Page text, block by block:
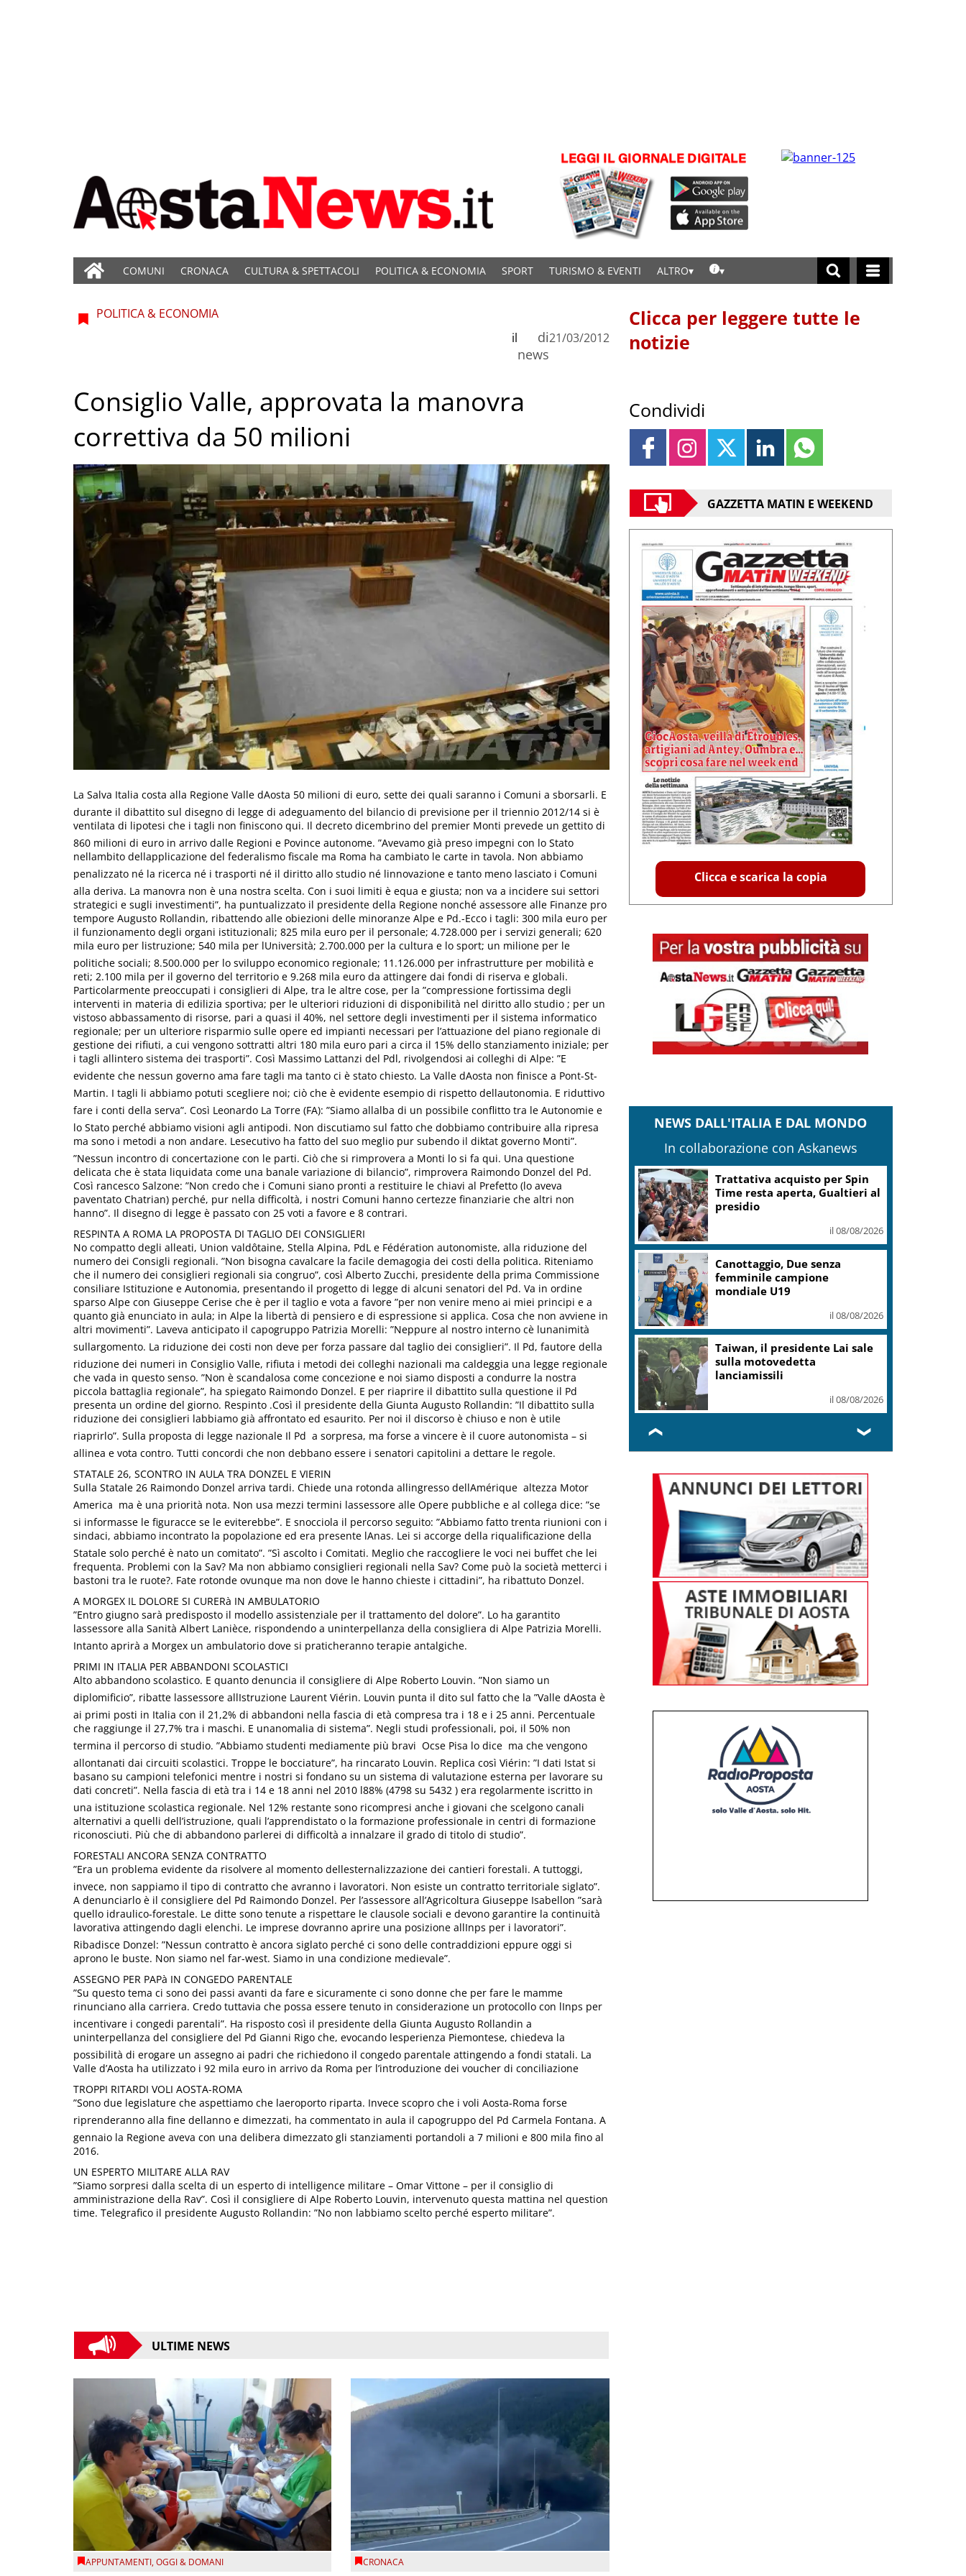
COMUNI CRONACA CULTURA & SPETTACOLI POLITICA & ECONOMIA SPORT TURISMO & EVENTI ALTRO
POLITICA & ECONOMIA
di
news
il 21/03/2012
Consiglio Valle, approvata la manovra
correttiva da 50 milioni
La Salva Italia costa alla Regione Valle dAosta 50 milioni di euro, sette dei quali saranno i Comuni a sborsarli. E
durante il dibattito sul disegno di legge di adeguamento del bilancio di previsione per il triennio 2012/14 si è
ventilata di lipotesi che i tagli non finiscono qui. Il decreto dicembrino del premier Monti prevede un gettito di
860 milioni di euro in arrivo dalle Regioni e Povince autonome. ”Avevamo già preso impegni con lo Stato
nellambito dellapplicazione del federalismo fiscale ma Roma ha cambiato le carte in tavola. Non abbiamo
penalizzato né la ricerca né i trasporti né il diritto allo studio né linnovazione e tanto meno lasciato i Comuni
alla deriva. La manovra non è una nostra scelta. Con i suoi limiti è equa e giusta; non va a incidere sui settori
strategici e sugli investimenti”, ha puntualizzato il presidente della Regione nonché assessore alle Finanze pro
tempore Augusto Rollandin, ribattendo alle obiezioni delle minoranze Alpe e Pd.-Ecco i tagli: 300 mila euro per
il funzionamento degli organi istituzionali; 825 mila euro per il personale; 4.728.000 per i servizi generali; 620
mila euro per listruzione; 540 mila per lUniversità; 2.700.000 per la cultura e lo sport; un milione per le
politiche sociali; 8.500.000 per lo sviluppo economico regionale; 11.126.000 per infrastrutture per mobilità e
reti; 2.100 mila per il governo del territorio e 9.268 mila euro da attingere dai fondi di riserva e globali.
Particolarmente preoccupati i consiglieri di Alpe, tra le altre cose, per la ”compressione fortissima degli
interventi in materia di edilizia sportiva; per le ulteriori riduzioni di disponibilità nel diritto allo studio ; per un
vistoso abbassamento di risorse, pari a quasi il 40%, nel settore degli investimenti per il sistema informatico
regionale; per un ulteriore risparmio sulle opere ed impianti necessari per l’attuazione del piano regionale di
gestione dei rifiuti, a cui vengono sottratti altri 180 mila euro pari a circa il 15% dello stanziamento iniziale; per
i tagli allintero sistema dei trasporti”. Così Massimo Lattanzi del Pdl, rivolgendosi ai colleghi di Alpe: ”E
evidente che nessun governo ama fare tagli ma tanto ci è stato chiesto. La Valle dAosta non finisce a Pont-St-
Martin. I tagli li abbiamo potuti scegliere noi; ciò che è evidente esempio di rispetto dellautonomia. E riduttivo
fare i conti della serva”. Così Leonardo La Torre (FA): ”Siamo allalba di un possibile conflitto tra le Autonomie e
lo Stato perché abbiamo visioni agli antipodi. Non discutiamo sul fatto che dobbiamo contribuire alla ripresa
ma sono i metodi a non andare. Lesecutivo ha fatto del suo meglio pur subendo il diktat governo Monti”.
”Nessun incontro di concertazione con le parti. Ciò che si rimprovera a Monti lo si fa qui. Una questione
delicata che è stata liquidata come una banale variazione di bilancio”, rimprovera Raimondo Donzel del Pd.
Così rancesco Salzone: ”Non credo che i Comuni siano pronti a restituire le chiavi al Prefetto (lo aveva
paventato Chatrian) perché, pur nella difficoltà, i nostri Comuni hanno certezze finanziarie che altri non
hanno”. Il disegno di legge è passato con 25 voti a favore e 8 contrari.
RESPINTA A ROMA LA PROPOSTA DI TAGLIO DEI CONSIGLIERI
No compatto degli alleati, Union valdôtaine, Stella Alpina, PdL e Fédération autonomiste, alla riduzione del
numero dei Consigli regionali. ”Non bisogna cavalcare la facile demagogia dei costi della politica. Riteniamo
che il numero dei consiglieri regionali sia congruo”, così Alberto Zucchi, presidente della prima Commissione
consiliare Istituzione e Autonomia, presentando il progetto di legge di alcuni senatori del Pd. Va in ordine
sparso Alpe con Giuseppe Cerise che è per il taglio e vota a favore ”per non venire meno ai miei principi e a
quanto già enunciato in aula; in Alpe la libertà di pensiero e di espressione si applica. Cosa che non avviene in
altri movimenti”. Laveva anticipato il capogruppo Patrizia Morelli: ”Neppure al nostro interno cè lunanimità
sullargomento. La riduzione dei costi non deve per forza passare dal taglio dei consiglieri”. Il Pd, fautore della
riduzione dei numeri in Consiglio Valle, rifiuta i metodi dei colleghi nazionali ma caldeggia una legge regionale
che vada in questo senso. ”Non è scandalosa come concezione e noi siamo disposti a condurre la nostra
piccola battaglia regionale”, ha spiegato Raimondo Donzel. E per riaprire il dibattito sulla questione il Pd
presenta un ordine del giorno. Respinto .Così il presidente della Giunta Augusto Rollandin: ”Il dibattito sulla
riduzione dei consiglieri labbiamo già affrontato ed esaurito. Per noi il discorso è chiuso e non è utile
riaprirlo”. Sulla proposta di legge nazionale Il Pd  a sorpresa, ma forse a vincere è il cuore autonomista – si
allinea e vota contro. Tutti concordi che non debbano essere i senatori capitolini a dettare le regole.
STATALE 26, SCONTRO IN AULA TRA DONZEL E VIERIN
Sulla Statale 26 Raimondo Donzel arriva tardi. Chiede una rotonda allingresso dellAmérique  altezza Motor
America  ma è una priorità nota. Non usa mezzi termini lassessore alle Opere pubbliche e al collega dice: ”se
si informasse le figuracce se le eviterebbe”. E snocciola il percorso seguito: ”Abbiamo fatto trenta riunioni con i
sindaci, abbiamo incontrato la popolazione ed era presente lAnas. Lei si accorge della riqualificazione della
Statale solo perché è nato un comitato”. ”Sì ascolto i Comitati. Meglio che raccogliere le voci nei buffet che lei
frequenta. Problemi con la Sav? Ma non abbiamo consiglieri regionali nella Sav? Come può la società metterci i
bastoni tra le ruote?. Fate rotonde ovunque ma non dove le hanno chieste i cittadini”, ha ribattuto Donzel.
A MORGEX IL DOLORE SI CURERà IN AMBULATORIO
”Entro giugno sarà predisposto il modello assistenziale per il trattamento del dolore”. Lo ha garantito
lassessore alla Sanità Albert Lanièce, rispondendo a uninterpellanza della consigliera di Alpe Patrizia Morelli.
Intanto aprirà a Morgex un ambulatorio dove si praticheranno terapie antalgiche.
PRIMI IN ITALIA PER ABBANDONI SCOLASTICI
Alto abbandono scolastico. E quanto denuncia il consigliere di Alpe Roberto Louvin. ”Non siamo un
diplomificio”, ribatte lassessore allIstruzione Laurent Viérin. Louvin punta il dito sul fatto che la ”Valle dAosta è
ai primi posti in Italia con il 21,2% di abbandoni nella fascia di età compresa tra i 18 e i 25 anni. Percentuale
che raggiunge il 27,7% tra i maschi. E unanomalia di sistema”. Negli studi professionali, poi, il 50% non
termina il percorso di studio. ”Abbiamo studenti mediamente più bravi  Ocse Pisa lo dice  ma che vengono
allontanati dai circuiti scolastici. Troppe le bocciature”, ha rincarato Louvin. Replica così Viérin: ”I dati Istat si
basano su campioni telefonici mentre i nostri si fondano su un sistema di valutazione esterna per lavorare su
dati concreti”. Nella fascia di età tra i 14 e 18 anni nel 2010 l88% (4798 su 5432 ) era regolarmente iscritto in
una istituzione scolastica regionale. Nel 12% restante sono ricompresi anche i giovani che scelgono canali
alternativi a quelli dell’istruzione, quali l’apprendistato o la formazione professionale in centri di formazione
riconosciuti. Più che di abbandono parlerei di difficoltà a innalzare il grado di titolo di studio”.
FORESTALI ANCORA SENZA CONTRATTO
”Era un problema evidente da risolvere al momento dellesternalizzazione dei cantieri forestali. A tuttoggi,
invece, non sappiamo il tipo di contratto che avranno i lavoratori. Non esiste un contratto territoriale siglato”.
A denunciarlo è il consigliere del Pd Raimondo Donzel. Per l’assessore all’Agricoltura Giuseppe Isabellon ”sarà
quello idraulico-forestale. Le ditte sono tenute a rispettare le clausole sociali e devono garantire la continuità
lavorativa attingendo dagli elenchi. Le imprese dovranno aprire una posizione allInps per i lavoratori”.
Ribadisce Donzel: ”Nessun contratto è ancora siglato perché ci sono delle contraddizioni eppure oggi si
aprono le buste. Non siamo nel far-west. Siamo in una condizione medievale”.
ASSEGNO PER PAPà IN CONGEDO PARENTALE
”Su questo tema ci sono dei passi avanti da fare e sicuramente ci sono donne che per fare le mamme
rinunciano alla carriera. Credo tuttavia che possa essere tenuto in considerazione un protocollo con lInps per
incentivare i congedi parentali”. Ha risposto così il presidente della Giunta Augusto Rollandin a
uninterpellanza del consigliere del Pd Gianni Rigo che, evocando lesperienza Piemontese, chiedeva la
possibilità di erogare un assegno ai padri che richiedono il congedo parentale attingendo a fondi statali. La
Valle d’Aosta ha utilizzato i 92 mila euro in arrivo da Roma per l’introduzione dei voucher di conciliazione
TROPPI RITARDI VOLI AOSTA-ROMA
”Sono due legislature che aspettiamo che laeroporto riparta. Invece scopro che i voli Aosta-Roma forse
riprenderanno alla fine dellanno e dimezzati, ha commentato in aula il capogruppo del Pd Carmela Fontana. A
gennaio la Regione aveva con una delibera dimezzato gli stanziamenti portandoli a 7 milioni e 800 mila fino al
2016.
UN ESPERTO MILITARE ALLA RAV
”Siamo sorpresi dalla scelta di un esperto di intelligence militare – Omar Vittone – per il consiglio di
amministrazione della Rav”. Così il consigliere di Alpe Roberto Louvin, intervenuto questa mattina nel question
time. Telegrafico il presidente Augusto Rollandin: ”No non labbiamo scelto perché esperto militare”.
ULTIME NEWS
APPUNTAMENTI,OGGI & DOMANI CRONACA
Clicca per leggere tutte le
notizie
Condividi
GAZZETTA MATIN E WEEKEND
Clicca e scarica la copia
NEWS DALL'ITALIA E DAL MONDO
In collaborazione con Askanews
Trattativa acquisto per Spin
Time resta aperta, Gualtieri al
presidio
il 08/08/2026
Canottaggio, Due senza
femminile campione
mondiale U19
il 08/08/2026
Taiwan, il presidente Lai sale
sulla motovedetta
lanciamissili
il 08/08/2026
❮ ❯